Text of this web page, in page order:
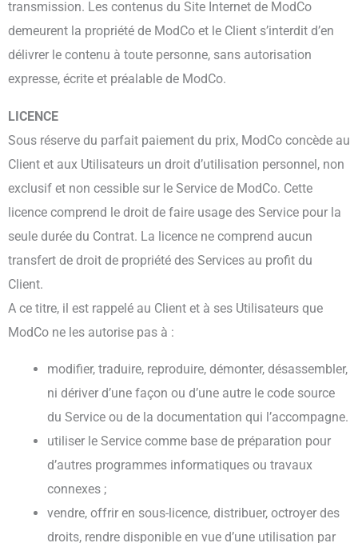
transmission. Les contenus du Site Internet de ModCo
demeurent la propriété de ModCo et le Client s’interdit d’en
délivrer le contenu à toute personne, sans autorisation
expresse, écrite et préalable de ModCo.
LICENCE
Sous réserve du parfait paiement du prix, ModCo concède au
Client et aux Utilisateurs un droit d’utilisation personnel, non
exclusif et non cessible sur le Service de ModCo. Cette
licence comprend le droit de faire usage des Service pour la
seule durée du Contrat. La licence ne comprend aucun
transfert de droit de propriété des Services au profit du
Client.
A ce titre, il est rappelé au Client et à ses Utilisateurs que
ModCo ne les autorise pas à :
modifier, traduire, reproduire, démonter, désassembler,
ni dériver d’une façon ou d’une autre le code source
du Service ou de la documentation qui l’accompagne.
utiliser le Service comme base de préparation pour
d’autres programmes informatiques ou travaux
connexes ;
vendre, offrir en sous-licence, distribuer, octroyer des
droits, rendre disponible en vue d’une utilisation par